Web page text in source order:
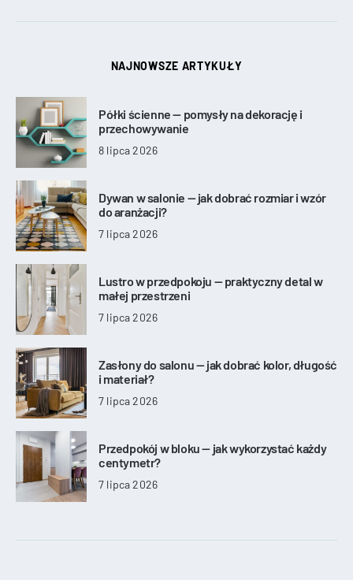
NAJNOWSZE ARTYKUŁY
Półki ścienne — pomysły na dekorację i
przechowywanie
8 lipca 2026
Dywan w salonie — jak dobrać rozmiar i wzór
do aranżacji?
7 lipca 2026
Lustro w przedpokoju — praktyczny detal w
małej przestrzeni
7 lipca 2026
Zasłony do salonu — jak dobrać kolor, długość
i materiał?
7 lipca 2026
Przedpokój w bloku — jak wykorzystać każdy
centymetr?
7 lipca 2026